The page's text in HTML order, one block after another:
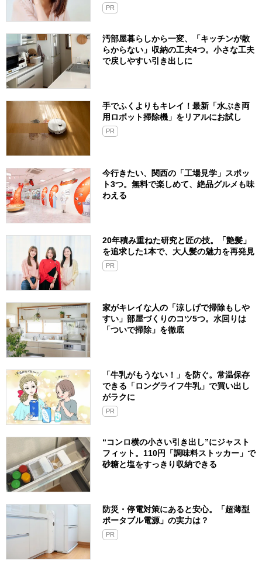
PR
汚部屋暮らしから一変、「キッチンが散
らからない」収納の工夫4つ。小さな工夫
で戻しやすい引き出しに
手でふくよりもキレイ！最新「水ぶき両
用ロボット掃除機」をリアルにお試し
PR
今行きたい、関西の「工場見学」スポッ
ト3つ。無料で楽しめて、絶品グルメも味
わえる
20年積み重ねた研究と匠の技。「艶髪」
を追求した1本で、大人髪の魅力を再発見
PR
家がキレイな人の「涼しげで掃除もしや
すい」部屋づくりのコツ5つ。水回りは
「ついで掃除」を徹底
「牛乳がもうない！」を防ぐ。常温保存
できる「ロングライフ牛乳」で買い出し
がラクに
PR
“コンロ横の小さい引き出し”にジャスト
フィット。110円「調味料ストッカー」で
砂糖と塩をすっきり収納できる
防災・停電対策にあると安心。「超薄型
ポータブル電源」の実力は？​
PR